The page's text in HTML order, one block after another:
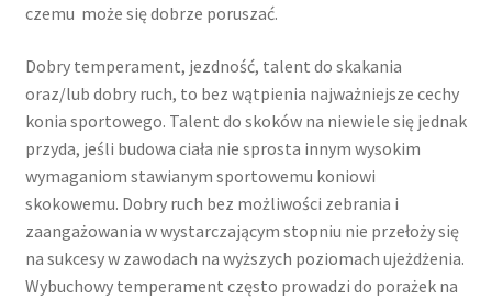
czemu może się dobrze poruszać.
Dobry temperament, jezdność, talent do skakania
oraz/lub dobry ruch, to bez wątpienia najważniejsze cechy
konia sportowego. Talent do skoków na niewiele się jednak
przyda, jeśli budowa ciała nie sprosta innym wysokim
wymaganiom stawianym sportowemu koniowi
skokowemu. Dobry ruch bez możliwości zebrania i
zaangażowania w wystarczającym stopniu nie przełoży się
na sukcesy w zawodach na wyższych poziomach ujeżdżenia.
Wybuchowy temperament często prowadzi do porażek na